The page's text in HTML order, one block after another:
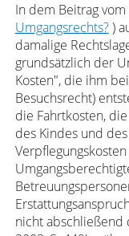
In dem Beitrag
Umgangsrechts? )
damalige
grundsätzlich der
Kosten", die ihm
Besuchsrecht)
die Fahrtkosten,
des Kindes und
nicht abschließend